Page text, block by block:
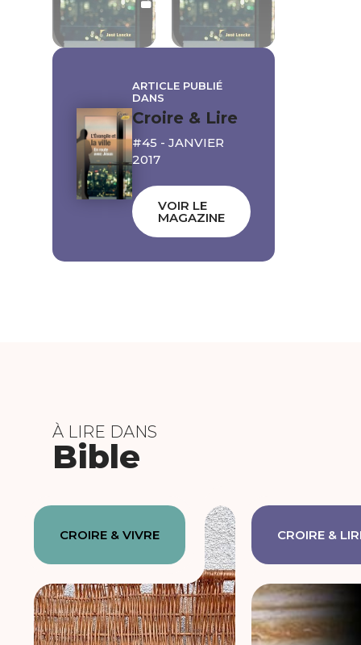
LIBRE
ARTICLE PUBLIÉ
DANS
Croire & Lire
#45 - JANVIER
2017
VOIR LE
MAGAZINE
À LIRE DANS
Bible
CROIRE & VIVRE CROIRE &